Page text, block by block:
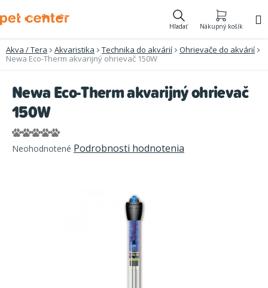
na
Hľadať Nákupný košík
Akva / Tera Akvaristika Technika do akvárií
Ohrievače do akvárií
Newa Eco-Therm akvarijný ohrievač 150W
Newa Eco-Therm akvarijný ohrievač
150W
Priemerné
hodnotenie
Neohodnotené Podrobnosti hodnotenia